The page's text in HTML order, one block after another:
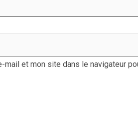
mail et mon site dans le navigateur